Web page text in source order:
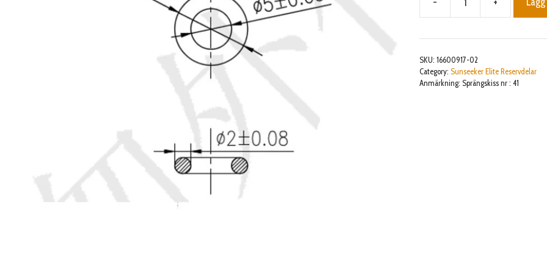
mängd
SKU: 16600917-02
Category: Sunseeker Elite Reservdelar
Anmärkning: Sprängskiss nr : 41